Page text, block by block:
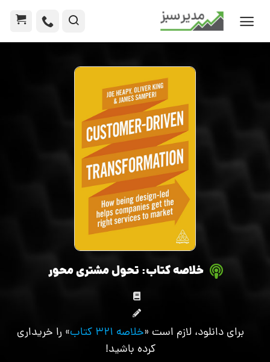
خلاصه کتاب: تحول مشتری محور
برای دانلود، لازم است «خلاصه 321 کتاب
» را خریداری
کرده باشید!